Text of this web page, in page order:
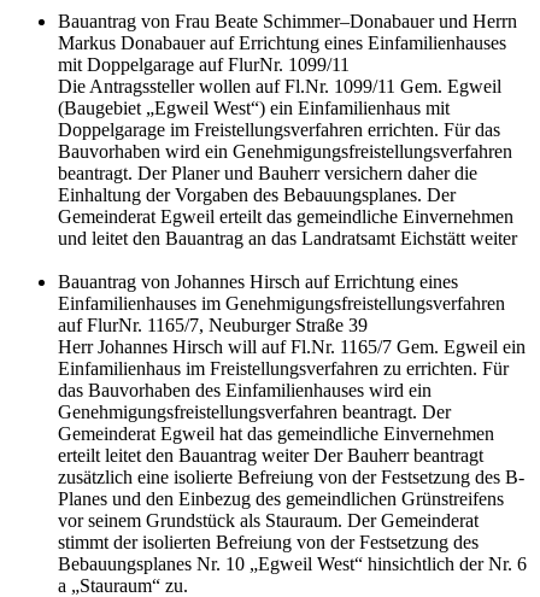
Bauantrag von Frau Beate Schimmer–Donabauer und Herrn
Markus Donabauer auf Errichtung eines Einfamilienhauses
mit Doppelgarage auf FlurNr. 1099/11
Die Antragssteller wollen auf Fl.Nr. 1099/11 Gem. Egweil
(Baugebiet „Egweil West“) ein Einfamilienhaus mit
Doppelgarage im Freistellungsverfahren errichten. Für das
Bauvorhaben wird ein Genehmigungsfreistellungsverfahren
beantragt. Der Planer und Bauherr versichern daher die
Einhaltung der Vorgaben des Bebauungsplanes. Der
Gemeinderat Egweil erteilt das gemeindliche Einvernehmen
und leitet den Bauantrag an das Landratsamt Eichstätt weiter
Bauantrag von Johannes Hirsch auf Errichtung eines
Einfamilienhauses im Genehmigungsfreistellungsverfahren
auf FlurNr. 1165/7, Neuburger Straße 39
Herr Johannes Hirsch will auf Fl.Nr. 1165/7 Gem. Egweil ein
Einfamilienhaus im Freistellungsverfahren zu errichten. Für
das Bauvorhaben des Einfamilienhauses wird ein
Genehmigungsfreistellungsverfahren beantragt. Der
Gemeinderat Egweil hat das gemeindliche Einvernehmen
erteilt leitet den Bauantrag weiter Der Bauherr beantragt
zusätzlich eine isolierte Befreiung von der Festsetzung des B-
Planes und den Einbezug des gemeindlichen Grünstreifens
vor seinem Grundstück als Stauraum. Der Gemeinderat
stimmt der isolierten Befreiung von der Festsetzung des
Bebauungsplanes Nr. 10 „Egweil West“ hinsichtlich der Nr. 6
a „Stauraum“ zu.